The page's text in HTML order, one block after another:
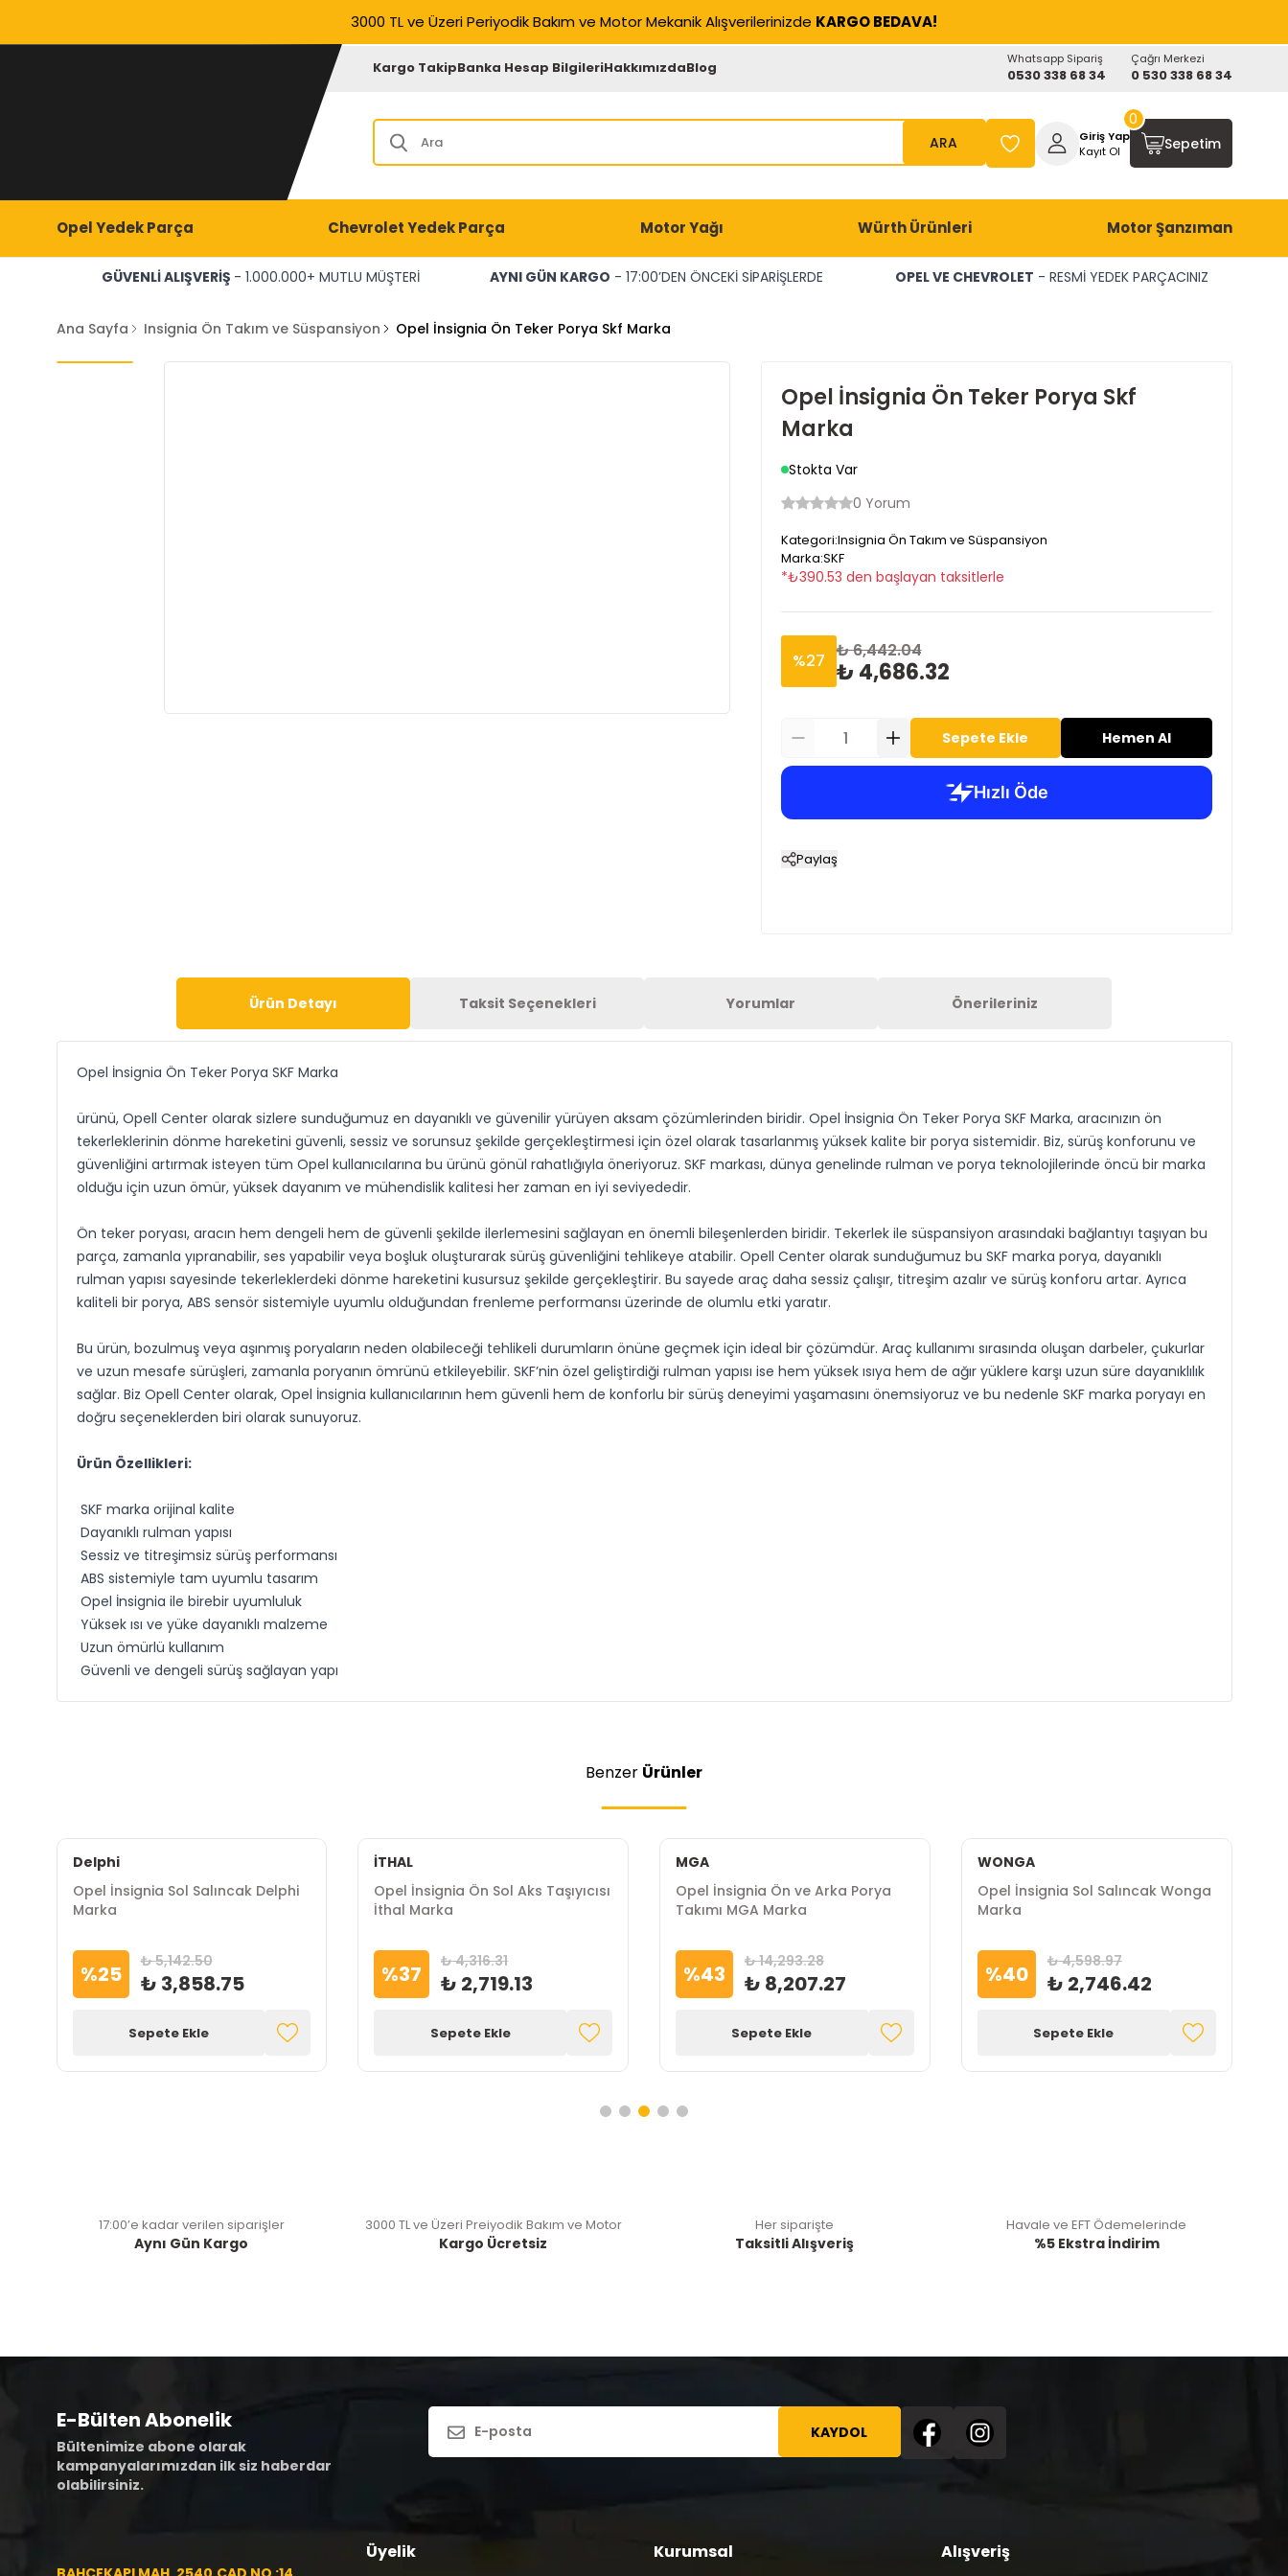
3000 TL ve Üzeri Periyodik Bakım ve Motor Mekanik Alışverilerinizde KARGO BEDAVA!
Kargo TakipBanka Hesap BilgileriHakkımızdaBlog Whatsapp Sipariş
0530 338 68 34
Çağrı Merkezi
0 530 338 68 34
ARA
Giriş Yap
Kayıt Ol
Sepetim
0
Opel Yedek Parça Chevrolet Yedek Parça Motor Yağı Würth Ürünleri Motor Şanzıman
GÜVENLİ ALIŞVERİŞ - 1.000.000+ MUTLU MÜŞTERİ AYNI GÜN KARGO - 17:00’DEN ÖNCEKİ SİPARİŞLERDE OPEL VE CHEVROLET - RESMİ YEDEK PARÇACINIZ
Ana Sayfa Insignia Ön Takım ve Süspansiyon Opel İnsignia Ön Teker Porya Skf Marka
Opel İnsignia Ön Teker Porya Skf
Marka
Stokta Var
0 Yorum
Kategori:Insignia Ön Takım ve Süspansiyon
Marka:SKF
*₺390.53 den başlayan taksitlerle
%27 ₺ 6,442.04
₺ 4,686.32
Sepete Ekle Hemen Al
Paylaş
Ürün Detayı Taksit Seçenekleri Yorumlar Önerileriniz
Opel İnsignia Ön Teker Porya SKF Marka
ürünü, Opell Center olarak sizlere sunduğumuz en dayanıklı ve güvenilir yürüyen aksam çözümlerinden biridir. Opel İnsignia Ön Teker Porya SKF Marka, aracınızın ön
tekerleklerinin dönme hareketini güvenli, sessiz ve sorunsuz şekilde gerçekleştirmesi için özel olarak tasarlanmış yüksek kalite bir porya sistemidir. Biz, sürüş konforunu ve
güvenliğini artırmak isteyen tüm Opel kullanıcılarına bu ürünü gönül rahatlığıyla öneriyoruz. SKF markası, dünya genelinde rulman ve porya teknolojilerinde öncü bir marka
olduğu için uzun ömür, yüksek dayanım ve mühendislik kalitesi her zaman en iyi seviyededir.
Ön teker poryası, aracın hem dengeli hem de güvenli şekilde ilerlemesini sağlayan en önemli bileşenlerden biridir. Tekerlek ile süspansiyon arasındaki bağlantıyı taşıyan bu
parça, zamanla yıpranabilir, ses yapabilir veya boşluk oluşturarak sürüş güvenliğini tehlikeye atabilir. Opell Center olarak sunduğumuz bu SKF marka porya, dayanıklı
rulman yapısı sayesinde tekerleklerdeki dönme hareketini kusursuz şekilde gerçekleştirir. Bu sayede araç daha sessiz çalışır, titreşim azalır ve sürüş konforu artar. Ayrıca
kaliteli bir porya, ABS sensör sistemiyle uyumlu olduğundan frenleme performansı üzerinde de olumlu etki yaratır.
Bu ürün, bozulmuş veya aşınmış poryaların neden olabileceği tehlikeli durumların önüne geçmek için ideal bir çözümdür. Araç kullanımı sırasında oluşan darbeler, çukurlar
ve uzun mesafe sürüşleri, zamanla poryanın ömrünü etkileyebilir. SKF’nin özel geliştirdiği rulman yapısı ise hem yüksek ısıya hem de ağır yüklere karşı uzun süre dayanıklılık
sağlar. Biz Opell Center olarak, Opel İnsignia kullanıcılarının hem güvenli hem de konforlu bir sürüş deneyimi yaşamasını önemsiyoruz ve bu nedenle SKF marka poryayı en
doğru seçeneklerden biri olarak sunuyoruz.
Ürün Özellikleri:
SKF marka orijinal kalite
Dayanıklı rulman yapısı
Sessiz ve titreşimsiz sürüş performansı
ABS sistemiyle tam uyumlu tasarım
Opel İnsignia ile birebir uyumluluk
Yüksek ısı ve yüke dayanıklı malzeme
Uzun ömürlü kullanım
Güvenli ve dengeli sürüş sağlayan yapı
Benzer Ürünler
Delphi
Opel İnsignia Sol Salıncak Delphi
Marka
%25 ₺ 5,142.50
₺ 3,858.75
Sepete Ekle
İTHAL
Opel İnsignia Ön Sol Aks Taşıyıcısı
İthal Marka
%37 ₺ 4,316.31
₺ 2,719.13
Sepete Ekle
MGA
Opel İnsignia Ön ve Arka Porya
Takımı MGA Marka
%43 ₺ 14,293.28
₺ 8,207.27
Sepete Ekle
WONGA
Opel İnsignia Sol Salıncak Wonga
Marka
%40 ₺ 4,598.97
₺ 2,746.42
Sepete Ekle
17:00’e kadar verilen siparişler
Aynı Gün Kargo
3000 TL ve Üzeri Preiyodik Bakım ve Motor
Kargo Ücretsiz
Her siparişte
Taksitli Alışveriş
Havale ve EFT Ödemelerinde
%5 Ekstra İndirim
E-Bülten Abonelik
Bültenimize abone olarak
kampanyalarımızdan ilk siz haberdar
olabilirsiniz.
KAYDOL
Üyelik Kurumsal Alışveriş